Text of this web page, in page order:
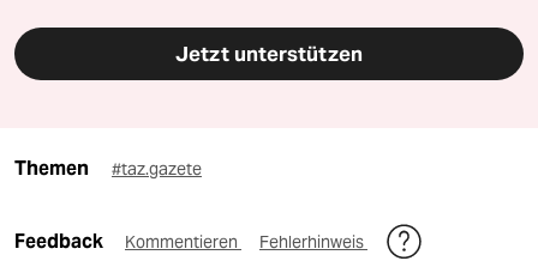
Jetzt unterstützen
Themen #taz.gazete
Feedback Kommentieren Fehlerhinweis